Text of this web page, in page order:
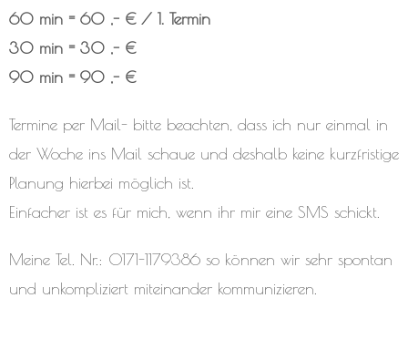
60 min = 60 ,- € / 1. Termin
30 min = 30 ,- €
90 min = 90 ,- €
Termine per Mail- bitte beachten, dass ich nur einmal in
der Woche ins Mail schaue und deshalb keine kurzfristige
Planung hierbei möglich ist.
Einfacher ist es für mich, wenn ihr mir eine SMS schickt.
Meine Tel. Nr.: 0171-1179386 so können wir sehr spontan
und unkompliziert miteinander kommunizieren.